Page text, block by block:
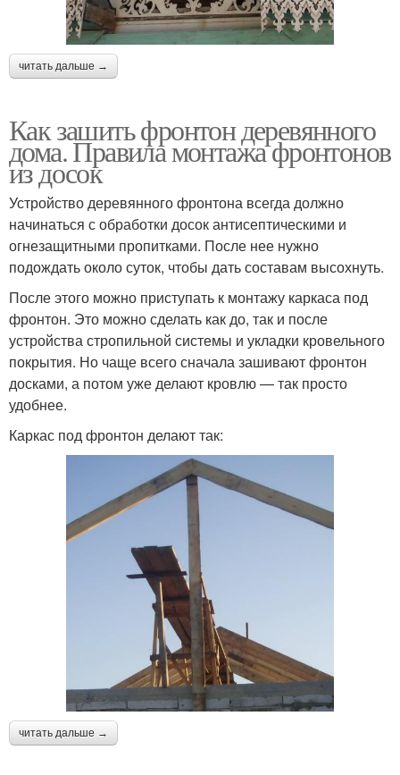
читать дальше →
Как зашить фронтон деревянного
дома. Правила монтажа фронтонов
из досок
Устройство деревянного фронтона всегда должно
начинаться с обработки досок антисептическими и
огнезащитными пропитками. После нее нужно
подождать около суток, чтобы дать составам высохнуть.
После этого можно приступать к монтажу каркаса под
фронтон. Это можно сделать как до, так и после
устройства стропильной системы и укладки кровельного
покрытия. Но чаще всего сначала зашивают фронтон
досками, а потом уже делают кровлю — так просто
удобнее.
Каркас под фронтон делают так:
читать дальше →